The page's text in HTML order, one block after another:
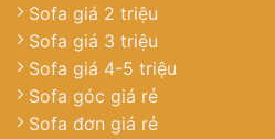
Sofa giá 2 triệu
Sofa giá 3 triệu
Sofa giá 4-5 triệu
Sofa góc giá rẻ
Sofa đơn giá rẻ